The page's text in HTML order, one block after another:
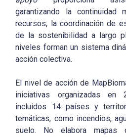
garantizando la continuidad
recursos, la coordinación de
de la sostenibilidad a largo
niveles forman un sistema
acción colectiva.
El nivel de acción de
iniciativas organizadas en
incluidos 14 países y
temáticas, como incendios,
suelo. No elabora mapas